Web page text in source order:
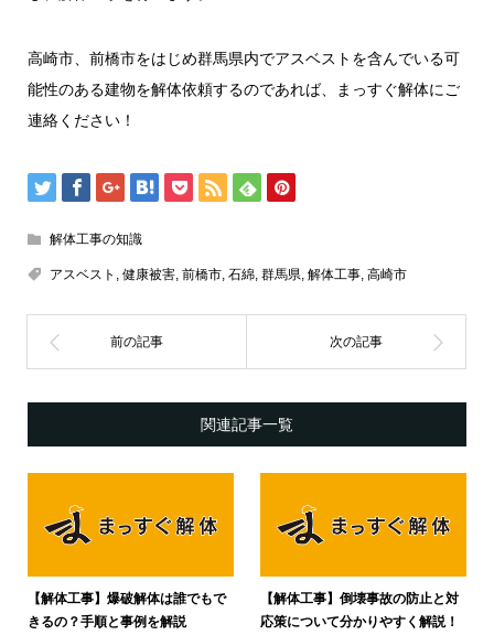
高崎市、前橋市をはじめ群馬県内でアスベストを含んでいる可
能性のある建物を解体依頼するのであれば、まっすぐ解体にご
連絡ください！
解体工事の知識
アスベスト 健康被害, 前橋市, 石綿, 群馬県 解体工事, 高崎市
関連記事一覧
【解体工事】爆破解体は誰でもで
きるの？手順と事例を解説
【解体工事】倒壊事故の防止と対
応策について分かりやすく解説！